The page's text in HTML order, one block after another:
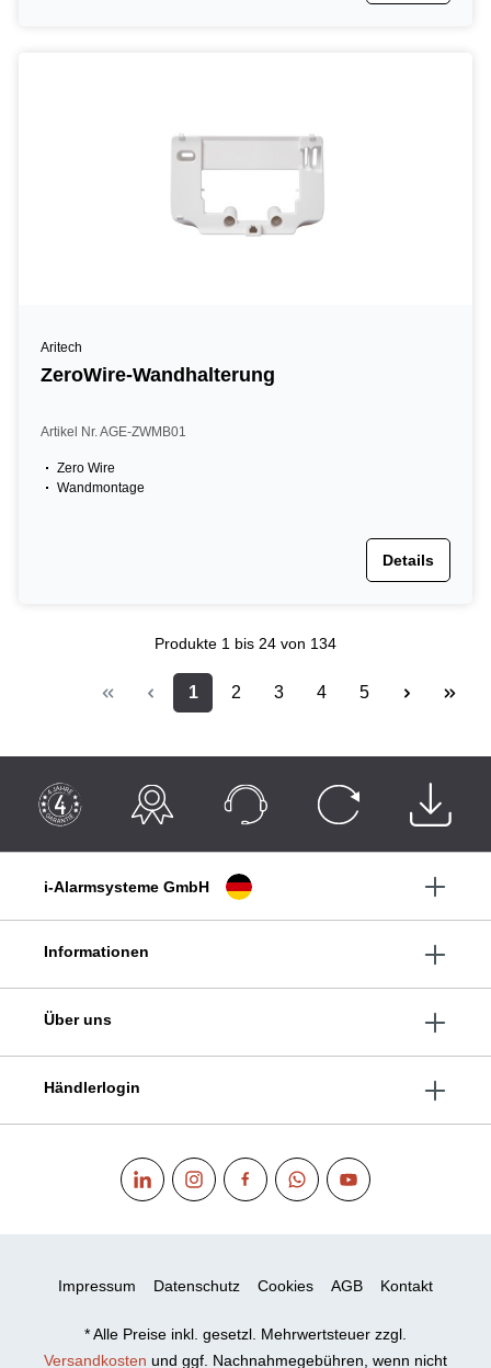
Aritech
ZeroWire-Wandhalterung
Artikel Nr. AGE-ZWMB01
Zero Wire
Wandmontage
Details
Produkte 1 bis 24 von 134
1 2 3 4 5
i-Alarmsysteme GmbH
Informationen
Über uns
Händlerlogin
Impressum Datenschutz Cookies AGB Kontakt
* Alle Preise inkl. gesetzl. Mehrwertsteuer zzgl.
Versandkosten und ggf. Nachnahmegebühren, wenn nicht